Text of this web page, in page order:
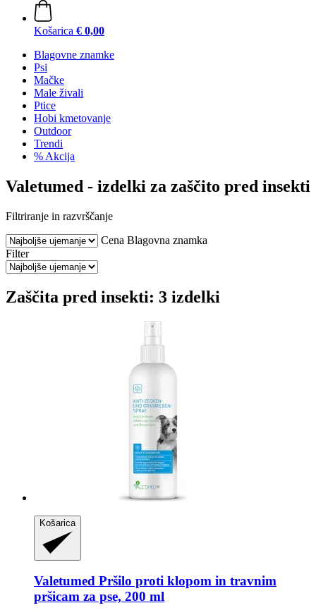
Košarica € 0,00
Blagovne znamke
Psi
Mačke
Male živali
Ptice
Hobi kmetovanje
Outdoor
Trendi
% Akcija
Valetumed - izdelki za zaščito pred insekti
Filtriranje in razvrščanje
Cena Blagovna znamka
Filter
Zaščita pred insekti: 3 izdelki
Košarica
Valetumed Pršilo proti klopom in travnim
pršicam za pse, 200 ml